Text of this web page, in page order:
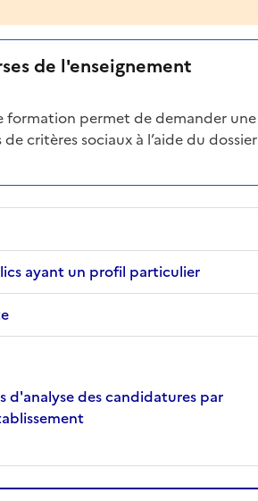
e
i
a
p
è
s
l
a
p
g
e
de l'enseignement
formation permet de demander une
critères sociaux à l’aide du dossier
ayant un profil particulier
d'analyse des candidatures par